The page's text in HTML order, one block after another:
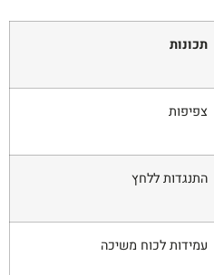
תכונות
צפיפות
התנגדות ללחץ
עמידות לכוח משיכה